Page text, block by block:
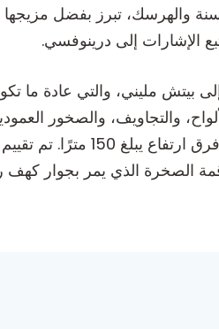
والهرسك، تبرز بفضل
بيتش مليني، والتي عادة ما
والتجاويف، والصخور
الصخرة الذي يمر بجوار كهف